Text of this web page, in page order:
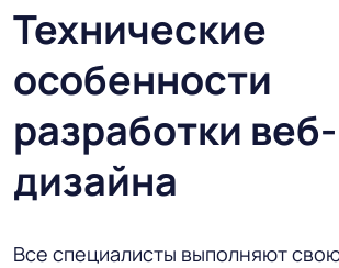
Технические
особенности
разработки веб-
дизайна
Все специалисты выполняют